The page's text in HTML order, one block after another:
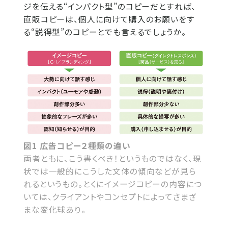
ジを伝える“インパクト型”のコピーだとすれば、
直販コピーは、個人に向けて購入のお願いをす
る“説得型”のコピーとでも言えるでしょうか。
図1 広告コピー２種類の違い
両者ともに、こう書くべき！というものではなく、現
状では一般的にこうした文体の傾向などが見ら
れるというもの。とくにイメージコピーの内容につ
いては、クライアントやコンセプトによってさまざ
まな変化球あり。